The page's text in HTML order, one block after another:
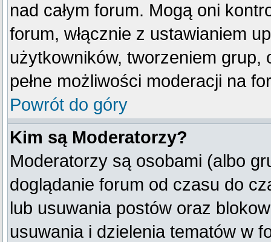
nad całym forum. Mogą oni
forum, włącznie z ustawianiem
użytkowników, tworzeniem
pełne możliwości moderacji na
Powrót do góry
Kim są Moderatorzy?
Moderatorzy są osobami (albo
doglądanie forum od czasu do
lub usuwania postów oraz
usuwania i dzielenia tematów w